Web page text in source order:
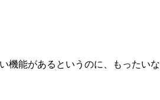
機能があるというのに、もったいな